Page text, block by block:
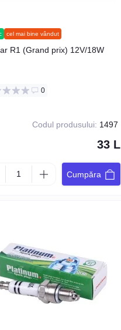
cel mai bine vândut
R1 (Grand prix) 12V/18W
0
Codul produsului: 1497
33 L
Cumpăra